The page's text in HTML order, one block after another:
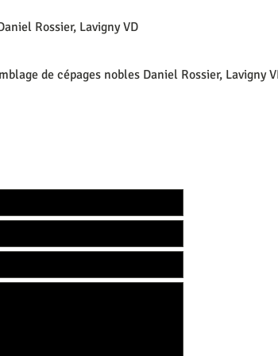
Rossier, Lavigny VD
de cépages nobles Daniel Rossier, Lavigny